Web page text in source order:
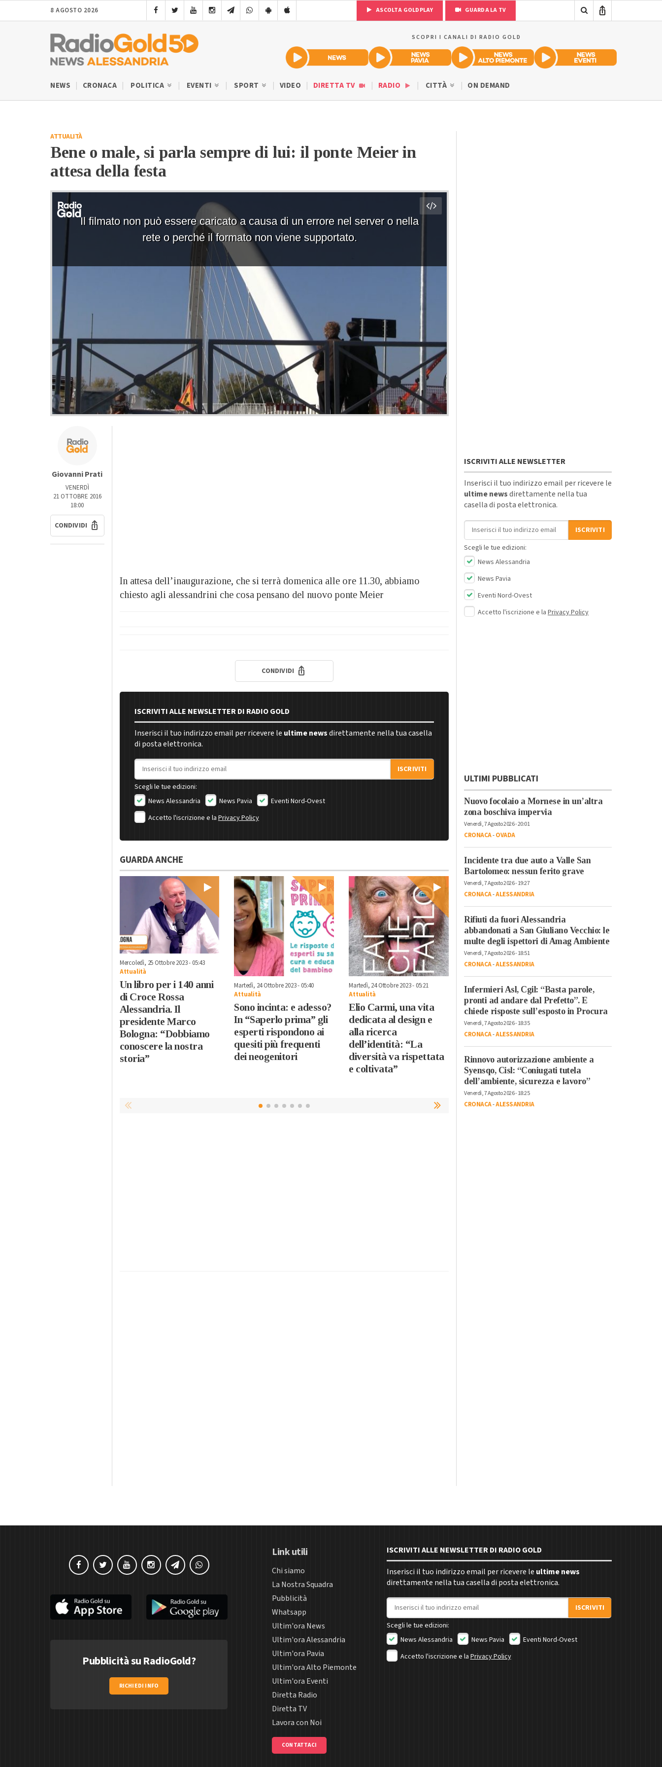
8 AGOSTO 2026 ASCOLTA GOLDPLAY GUARDA LA TV
SCOPRI I CANALI DI RADIO GOLD
NEWS CRONACA POLITICA EVENTI SPORT VIDEO DIRETTA TV RADIO CITTÀ ON DEMAND
ATTUALITÀ
Bene o male, si parla sempre di lui: il ponte Meier in
attesa della festa
Giovanni Prati
VENERDÌ
21 OTTOBRE 2016
18:00
CONDIVIDI
In attesa dell’inaugurazione, che si terrà domenica alle ore 11.30, abbiamo
chiesto agli alessandrini che cosa pensano del nuovo ponte Meier
CONDIVIDI
ISCRIVITI ALLE NEWSLETTER DI RADIO GOLD
Inserisci il tuo indirizzo email per ricevere le ultime newsdirettamente nella tua casella
di posta elettronica.
Indirizzo email
ISCRIVITI
Scegli le tue edizioni:
News Alessandria
News Pavia
Eventi Nord-Ovest
Accetto l'iscrizione e laPrivacy Policy
GUARDA ANCHE
Mercoledì, 25 Ottobre 2023 - 05:43
Attualità
Un libro per i 140 anni
di Croce Rossa
Alessandria. Il
presidente Marco
Bologna: “Dobbiamo
conoscere la nostra
storia”
Martedì, 24 Ottobre 2023 - 05:40
Attualità
Sono incinta: e adesso?
In “Saperlo prima” gli
esperti rispondono ai
quesiti più frequenti
dei neogenitori
Martedì, 24 Ottobre 2023 - 05:21
Attualità
Elio Carmi, una vita
dedicata al design e
alla ricerca
dell’identità: “La
diversità va rispettata
e coltivata”
Sabato, 21 Ottobre 2023 - 05:40
Attualità
Dall’Italia alla
Catalogna per la lotta
dei lavoratori: la storia
di Luigino Bruni
raccontata ne “Il
Venerdì, 20 Ottobre 2023 - 05:50
Mr.Marra ad
Alessandria Film
Festival: “Ci sono
ancora giovani
ISCRIVITI ALLE NEWSLETTER
Inserisci il tuo indirizzo email per ricevere le
ultime newsdirettamente nella tua
casella di posta elettronica.
Indirizzo email
ISCRIVITI
Scegli le tue edizioni:
News Alessandria
News Pavia
Eventi Nord-Ovest
Accetto l'iscrizione e la Privacy Policy
ULTIMI PUBBLICATI
Nuovo focolaio a Mornese in un’altra
zona boschiva impervia
Venerdì, 7 Agosto 2026 - 20:01
CRONACA-OVADA
Incidente tra due auto a Valle San
Bartolomeo: nessun ferito grave
Venerdì, 7 Agosto 2026 - 19:27
CRONACA-ALESSANDRIA
Rifiuti da fuori Alessandria
abbandonati a San Giuliano Vecchio: le
multe degli ispettori di Amag Ambiente
Venerdì, 7 Agosto 2026 - 18:51
CRONACA-ALESSANDRIA
Infermieri Asl, Cgil: “Basta parole,
pronti ad andare dal Prefetto”. E
chiede risposte sull’esposto in Procura
Venerdì, 7 Agosto 2026 - 18:35
CRONACA-ALESSANDRIA
Rinnovo autorizzazione ambiente a
Syensqo, Cisl: “Coniugati tutela
dell’ambiente, sicurezza e lavoro”
Venerdì, 7 Agosto 2026 - 18:25
CRONACA-ALESSANDRIA
Pubblicità su RadioGold?
RICHIEDI INFO
Link utili
Chi siamo
La Nostra Squadra
Pubblicità
Whatsapp
Ultim'ora News
Ultim'ora Alessandria
Ultim'ora Pavia
Ultim'ora Alto Piemonte
Ultim'ora Eventi
Diretta Radio
Diretta TV
Lavora con Noi
CONTATTACI
ISCRIVITI ALLE NEWSLETTER DI RADIO GOLD
Inserisci il tuo indirizzo email per ricevere le ultime news
direttamente nella tua casella di posta elettronica.
Indirizzo email
ISCRIVITI
Scegli le tue edizioni:
News Alessandria
News Pavia
Eventi Nord-Ovest
Accetto l'iscrizione e la Privacy Policy